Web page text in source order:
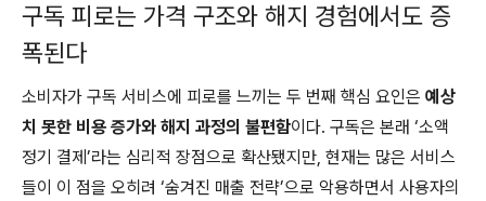
구독 피로는 가격 구조와 해지 경험에서도 증
폭된다
소비자가 구독 서비스에 피로를 느끼는 두 번째 핵심 요인은 예상
치 못한 비용 증가와 해지 과정의 불편함이다. 구독은 본래 ‘소액
정기 결제’라는 심리적 장점으로 확산됐지만, 현재는 많은 서비스
들이 이 점을 오히려 ‘숨겨진 매출 전략’으로 악용하면서 사용자의